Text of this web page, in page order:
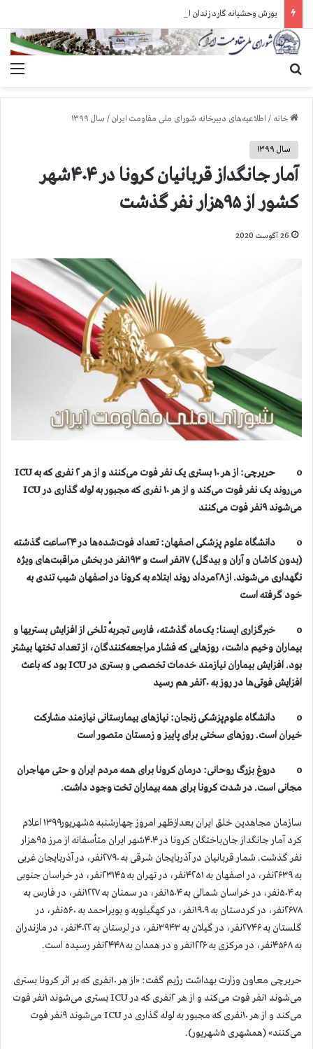
یورش وحشیانه گارد زندان اوین به سالن ۵ بند ۷ و ضرب و شتم زندانیان
خانه / اطلاعیه‌های دبیرخانه شورای ملی مقاومت ایران/ سال ۱۳۹۹
سال ۱۳۹۹
آمار جانگداز قربانیان کرونا در ۴۰۴شهر
کشور از ۹۵هزار نفر گذشت
26 آگوست 2020
o حریرچی: از هر ۱۰ بستری یک نفر فوت می‌کنند و از هر ۲ نفری که به ICU
می‌روند یک نفر فوت می‌کند و از هر ۱۰ نفری که مجبور به لوله گذاری در ICU
می‌شوند ۹نفر فوت می‌کنند
o دانشگاه علوم پزشکی اصفهان: تعداد فوت‌شده‌ها در ۲۴ساعت گذشته
(بدون کاشان و آران و بیدگل) ۱۷نفر است و ۱۹۳نفر در بخش مراقبت‌های ویژه
نگهداری می‌شوند. از ۲۸مرداد روند ابتلاء به کرونا در اصفهان شیب تندی به
خود گرفته است
o خبرگزاری ایسنا: یک‌ماه گذشته، فارس تجربه‌ٔ تلخی از افزایش بستریها و
بیماران وخیم داشت، روزهایی که فشار مراجعه‌کنندگان، از تعداد تختها بیشتر
بود. افزایش بیماران نیازمند خدمات تخصصی و بستری در ICU بود که باعث
افزایش فوتی‌ها در روز به ۲۰نفر هم رسید
o دانشگاه علوم‌پزشکی زنجان: نیازهای بیمارستانی نیازمند مشارکت
خیران است. روزهای سختی برای پاییز و زمستان متصور است
o دروغ بزرگ روحانی: درمان کرونا برای همه مردم ایران و حتی مهاجران
مجانی است. در شدت کرونا برای همه بیماران تخت وجود داشت.
سازمان مجاهدین خلق ایران بعدازظهر امروز چهارشنبه ۵شهریور۱۳۹۹ اعلام
کرد آمار جانگداز جان‌باختگان کرونا در ۴۰۴شهر ایران متأسفانه از مرز ۹۵هزار
نفر گذشت. شمار قربانیان در آذربایجان شرقی به ۲۷۹۰نفر، در آذربایجان غربی
به ۲۶۳۹نفر، در اصفهان به ۴۲۵۱نفر، در تهران به ۲۳۱۴۵نفر، در خراسان جنوبی
به ۵۰۴نفر، در خراسان شمالی به ۱۵۰۴نفر، در سمنان به ۱۲۲۷نفر، در فارس به
۲۶۷۸نفر، در کردستان به ۱۹۰۹نفر، در کهگیلویه و بویراحمد به ۵۶۰نفر، در
گلستان به ۲۷۴۶نفر، در گیلان به ۳۹۴۳نفر، در لرستان به ۴۰۲۲نفر، در مازندران
به ۴۵۶۸نفر، در مرکزی به ۱۲۲۶نفر و در همدان به ۲۴۴۸نفر رسیده است.
حریرچی معاون وزارت بهداشت رژیم گفت: «از هر ۱۰نفری که بر اثر کرونا بستری
می‌شوند ۱نفر فوت می‌کند و از هر ۲نفری که در ICU بستری می‌شوند ۱نفر فوت
می‌کند و از هر ۱۰نفری که مجبور به لوله گذاری در ICU می‌شوند ۹نفر فوت
می‌کنند» (همشهری ۵شهریور).